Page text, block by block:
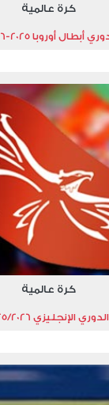
كرة عالمية
أبطال أوروبا 2025-2026
كرة عالمية
الدوري الإنجليزي 2025/2026